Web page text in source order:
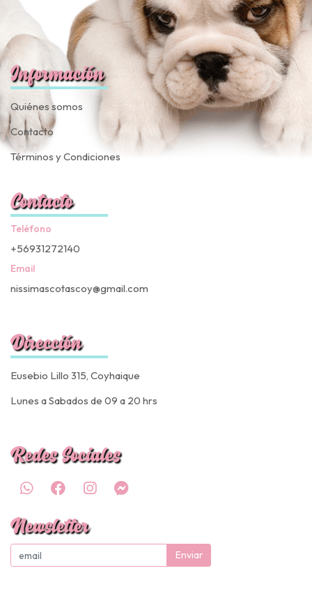
Información
Quiénes somos
Contacto
Términos y Condiciones
Contacto
Teléfono
+56931272140
Email
nissimascotascoy@gmail.com
Dirección
Eusebio Lillo 315, Coyhaique
Lunes a Sabados de 09 a 20 hrs
Redes Sociales
Newsletter
Enviar